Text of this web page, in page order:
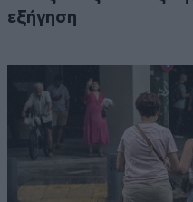
εξήγηση